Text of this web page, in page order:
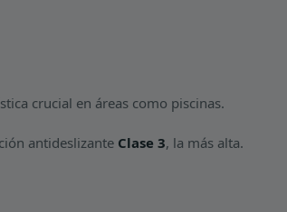
crucial en áreas como piscinas.
antideslizante Clase 3, la más alta.